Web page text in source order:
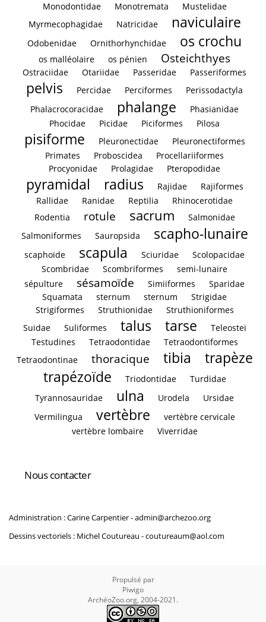
Monodontidae
Monotremata
Mustelidae
Myrmecophagidae
Natricidae naviculaire
Odobenidae Ornithorhynchidae os crochu
os malléolaire os pénien Osteichthyes
Ostraciidae Otariidae Passeridae Passeriformes
pelvis Percidae Perciformes
Perissodactyla
Phalacrocoracidae
phalange
Phasianidae
Phocidae
Picidae Piciformes Pilosa
pisiforme Pleuronectidae
Pleuronectiformes
Primates
Proboscidea
Procellariiformes
Procyonidae
Prolagidae Pteropodidae
pyramidal radius Rajidae
Rajiformes
Rallidae
Ranidae Reptilia
Rhinocerotidae
Rodentia
rotule sacrum
Salmonidae
Salmoniformes
Sauropsida scapho-lunaire
scaphoïde scapula Sciuridae
Scolopacidae
Scombridae
Scombriformes
semi-lunaire
sépulture
sésamoïde Simiiformes
Sparidae
Squamata
sternum sternum
Strigidae
Strigiformes
Struthionidae
Struthioniformes
Suidae
Suliformes talus tarse
Teleostei
Testudines
Tetraodontidae
Tetraodontiformes
Tetraodontinae
thoracique tibia
trapèze
trapézoïde
Triodontidae
Turdidae
Tyrannosauridae
ulna Urodela
Ursidae
Vermilingua
vertèbre
vertèbre cervicale
vertèbre lombaire
Viverridae
Nous contacter
Administration : Carine Carpentier -admin@archezoo.org
Dessins vectoriels : Michel Coutureau -coutureaum@aol.com
Propulsé par
Piwigo
ArchéoZoo.org, 2004-2021.